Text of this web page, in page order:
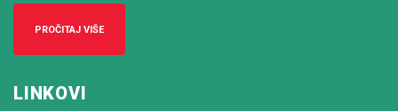
PROČITAJ VIŠE
LINKOVI